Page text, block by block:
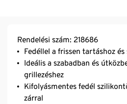
Rendelési szám: 218686
Fedéllel a frissen tartáshoz
Ideális a szabadban és
grillezéshez
Kifolyásmentes fedél
zárral